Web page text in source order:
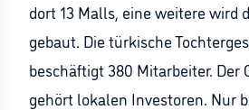
dort 13 Malls, eine weitere wird
gebaut. Die türkische
beschäftigt 380 Mitarbeiter. Der
gehört lokalen Investoren. Nur